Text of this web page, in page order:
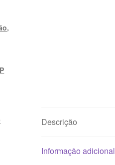
Descrição
Informação adicional